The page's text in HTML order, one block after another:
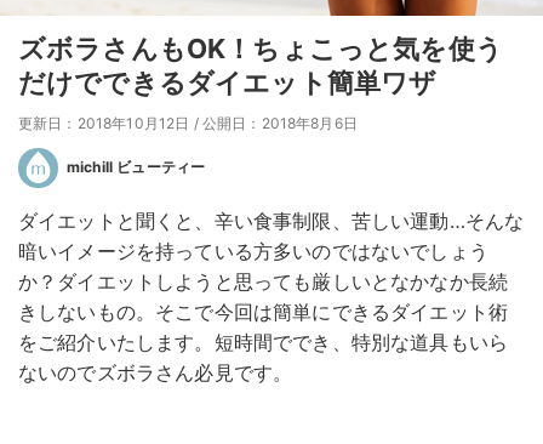
ズボラさんもOK！ちょこっと気を使う
だけでできるダイエット簡単ワザ
更新日：2018年10月12日 / 公開日：2018年8月6日
michill ビューティー
ダイエットと聞くと、辛い食事制限、苦しい運動…そんな
暗いイメージを持っている方多いのではないでしょう
か？ダイエットしようと思っても厳しいとなかなか長続
きしないもの。そこで今回は簡単にできるダイエット術
をご紹介いたします。短時間ででき、特別な道具もいら
ないのでズボラさん必見です。